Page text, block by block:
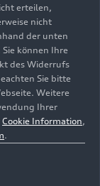
fünf
sein
18-22
der
erteilen,
nicht
der unten
können Ihre
des Widerrufs
Sie bitte
Weitere
Ihrer
Cookie Information,
.